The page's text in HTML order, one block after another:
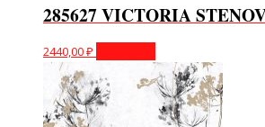
285627 VICTORIA
2440,00₽